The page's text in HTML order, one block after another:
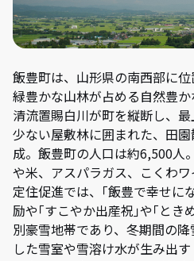
飯豊町は、山形県の南西部に
緑豊かな山林が占める自然豊
清流置賜白川が町を縦断し、
少ない屋敷林に囲まれた、田
成。飯豊町の人口は約6,500人
や米、アスパラガス、こくわワ
定住促進では、｢飯豊で幸せに
励や｢すこやか出産祝｣や｢とき
別豪雪地帯であり、冬期間の
した雪室や雪溶け水が生み出